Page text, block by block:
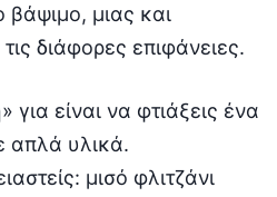
βάψιμο, μιας και
διάφορες επιφάνειες.
είναι να φτιάξεις ένα
απλά υλικά.
μισό φλιτζάνι